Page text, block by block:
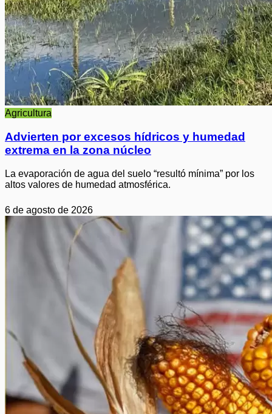
Agricultura
Advierten por excesos hídricos y humedad
extrema en la zona núcleo
La evaporación de agua del suelo “resultó mínima” por los
altos valores de humedad atmosférica.
6 de agosto de 2026